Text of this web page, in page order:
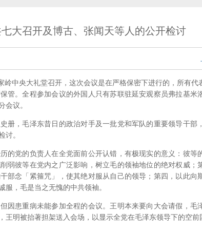
大召开及博古、张闻天等人的公开检讨
中央大礼堂召开，这次会议是在严格保密下进行的，所有代
管。全程参加会议的外国人只有苏联驻延安观察员弗拉基米
会议。
，毛泽东昔日的政治对手及一批党和军队的重要领导干部
讨。
党的负责人在全党面前公开认错，有极现实的意义：彼等
弱彼等在党内之广泛影响，树立毛的领袖地位的绝对权威；
部念「紧箍咒」，使其绝对服从自己的领导；第四，以此向
服，毛是当之无愧的中共领袖。
患重病未能参加全程的会议。王明本来要向大会请假，毛
王明被抬著担架送入会场，以显示全党在毛泽东领导下的空前